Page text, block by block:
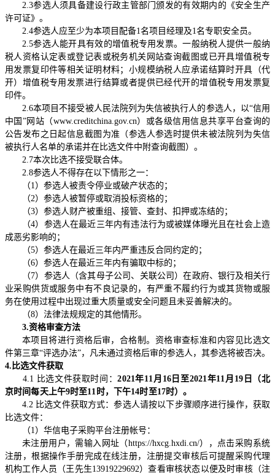
2.3参选人须具备建设行政主管部门颁发的有效期内的《安全生产
许可证》。
2.4参选人应至少为本项目配备1名项目经理及1名专职安全员。
2.5参选人能开具有效的增值税专用发票。一般纳税人提供一般纳
税人资格认定表或登记表或税务机关网站查询截图或已开具增值税专
用发票复印件等相关证明材料；小规模纳税人应承诺结算时开具（代
开）增值税专用发票进行结算或者提供已经代开的增值税专用发票复
印件。
2.6本项目不接受被人民法院列为失信被执行人的参选人，以“信用
中国”网站（www.creditchina.gov.cn）或各级信用信息共享平台查询的
公告发布之日起信息截图为准（参选人参选时提供未被法院列为失信
被执行人名单的承诺并在比选文件中附查询截图）。
2.7本次比选不接受联合体。
2.8参选人不得存在以下情形之一：
（1）参选人被责令停业或破产状态的；
（2）参选人被暂停或取消投标资格的；
（3）参选人财产被重组、接管、查封、扣押或冻结的；
（4）参选人在最近三年内有违法行为或被媒体曝光且在社会上造
成恶劣影响的；
（5）参选人在最近三年内严重违反合同约定的；
（6）参选人在最近三年内有骗取中标的；
（7）参选人（含其母子公司、关联公司）在政府、银行及相关行
业采购供货或服务中有不良记录的，有严重不履约行为或其货物或服
务在使用过程中出现过重大质量或安全问题且未妥善解决的。
（8）法律法规规定的其他情形。
3.资格审查方法
本项目将进行资格后审，合格制。资格审查标准和内容见比选文
件第三章“评选办法”，凡未通过资格后审的参选人，其参选将被否决。
4.比选文件获取
4.1 比选文件获取时间：2021年11月 16日至2021年11月 19 日（北
京时间每天上午9时至11 时，下午14时至17时）。
4.2 比选文件获取方式：参选人请按以下步骤顺序进行操作，获取
比选文件：
（1）华信电子采购平台注册帐号：
未注册用户，需输入网址（https://hxcg.hxdi.cn/），点击采购系统
注册，根据操作手册完成在线注册，注册提交审核后可提醒采购代理
机构工作人员（王先生13919229692）查看审核状态以便及时审核（注